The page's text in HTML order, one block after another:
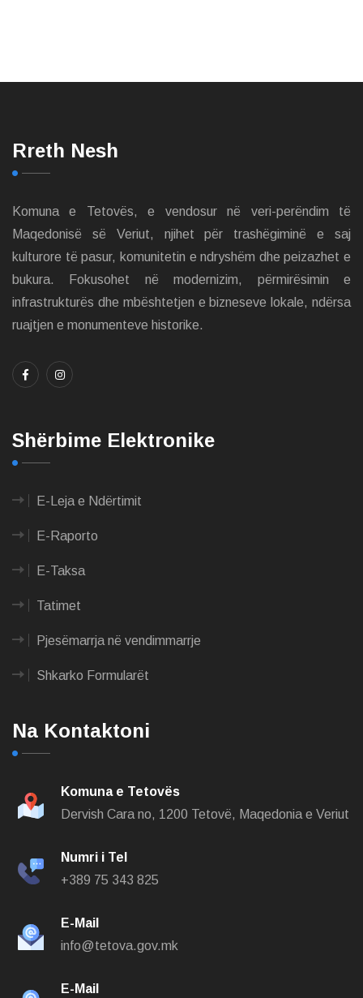
Rreth Nesh
Komuna e Tetovës, e vendosur në veri-perëndim të
Maqedonisë së Veriut, njihet për trashëgiminë e saj
kulturore të pasur, komunitetin e ndryshëm dhe peizazhet e
bukura. Fokusohet në modernizim, përmirësimin e
infrastrukturës dhe mbështetjen e bizneseve lokale, ndërsa
ruajtjen e monumenteve historike.
Shërbime Elektronike
E-Leja e Ndërtimit
E-Raporto
E-Taksa
Tatimet
Pjesëmarrja në vendimmarrje
Shkarko Formularët
Na Kontaktoni
Komuna e Tetovës
Dervish Cara no, 1200 Tetovë, Maqedonia e Veriut
Numri i Tel
+389 75 343 825
E-Mail
info@tetova.gov.mk
E-Mail